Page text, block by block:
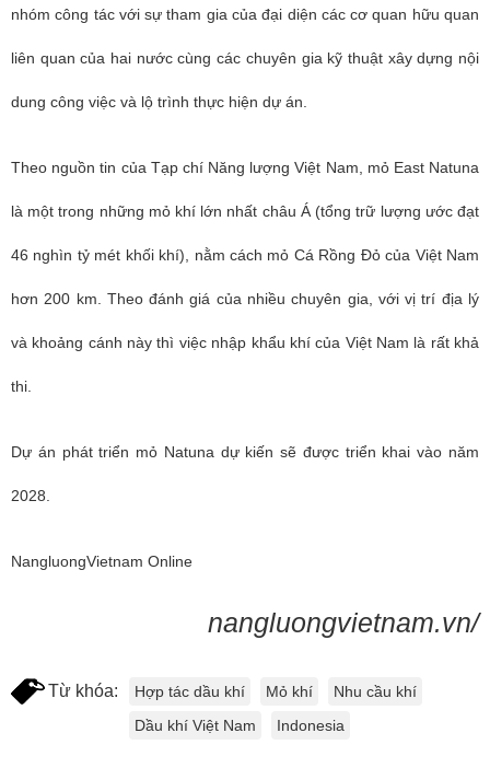
nhóm công tác với sự tham gia của đại diện các cơ quan hữu quan
liên quan của hai nước cùng các chuyên gia kỹ thuật xây dựng nội
dung công việc và lộ trình thực hiện dự án.
Theo nguồn tin của Tạp chí Năng lượng Việt Nam, mỏ East Natuna
là một trong những mỏ khí lớn nhất châu Á (tổng trữ lượng ước đạt
46 nghìn tỷ mét khối khí), nằm cách mỏ Cá Rồng Đỏ của Việt Nam
hơn 200 km. Theo đánh giá của nhiều chuyên gia, với vị trí địa lý
và khoảng cánh này thì việc nhập khẩu khí của Việt Nam là rất khả
thi.
Dự án phát triển mỏ Natuna dự kiến sẽ được triển khai vào năm
2028.
NangluongVietnam Online
nangluongvietnam.vn/
Từ khóa: Hợp tác dầu khí Mỏ khí
Nhu cầu khí
Dầu khí Việt Nam
Indonesia